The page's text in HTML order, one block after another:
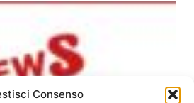
Consenso